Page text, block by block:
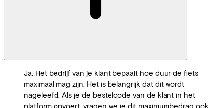
Ja. Het bedrijf van je klant bepaalt hoe duur de fiets
maximaal mag zijn. Het is belangrijk dat dit wordt
nageleefd. Als je de bestelcode van de klant in het
platform opvoert, vragen we je dit maximumbedrag ook